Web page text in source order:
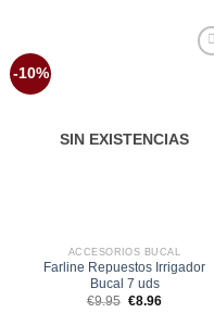
-10%
SIN EXISTENCIAS
ACCESORIOS BUCAL
Farline Repuestos Irrigador
Bucal 7 uds
€9.95 El
€8.96El